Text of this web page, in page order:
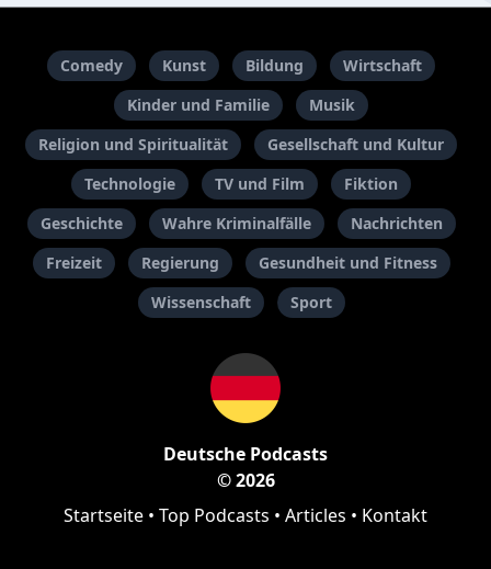
Comedy Kunst Bildung
Wirtschaft
Kinder und Familie
Musik
Religion und Spiritualität
Gesellschaft und Kultur
Technologie
TV und Film
Fiktion
Geschichte
Wahre Kriminalfälle
Nachrichten
Freizeit
Regierung
Gesundheit und Fitness
Wissenschaft
Sport
Deutsche Podcasts
© 2026
Startseite • Top Podcasts • Articles • Kontakt